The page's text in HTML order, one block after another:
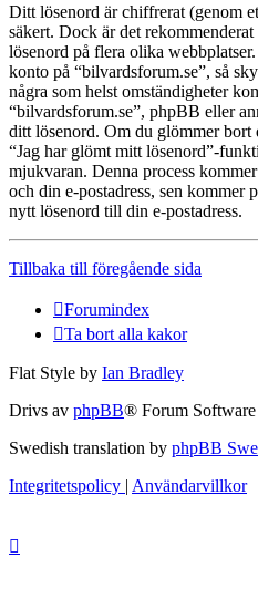
Ditt lösenord är chiffrerat (genom
säkert. Dock är det
lösenord på flera olika
konto på “bilvardsforum.se”, så
några som helst omständigheter
“bilvardsforum.se”, phpBB eller
ditt lösenord. Om du glömmer bort
“Jag har glömt mitt lösenord”-
mjukvaran. Denna process
och din e-postadress, sen
nytt lösenord till din e-postadress.
Tillbaka till föregående sida
Forumindex
Ta bort alla kakor
Flat Style by Ian Bradley
Drivs av phpBB® Forum
Swedish translation by phpBB
Integritetspolicy | Användarvillkor